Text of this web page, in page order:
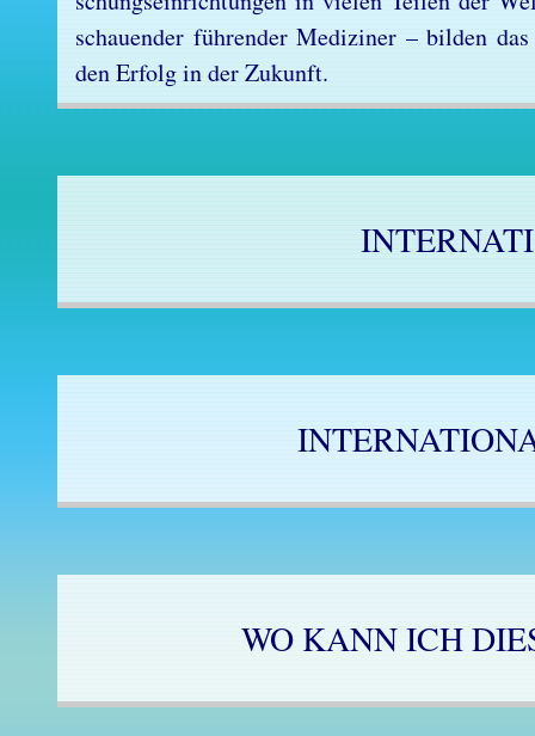
schau­en­der füh­ren­der Me­di­zi­ner – bil­den
den Er­folg in der Zu­kunft.
WO KANN ICH